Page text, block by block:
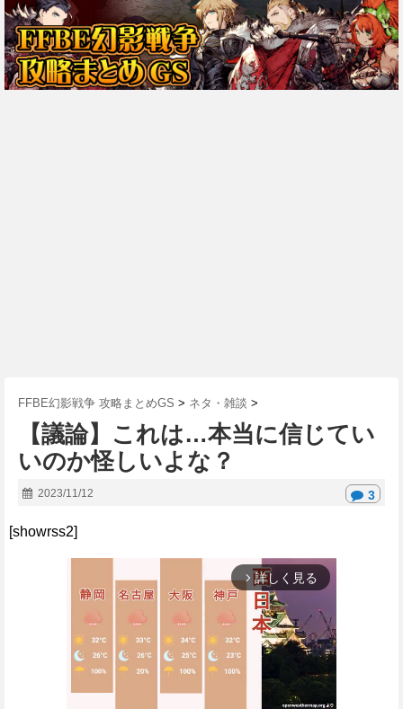
FFBE幻影戦争 攻略まとめGS > ネタ・雑談 >
【議論】これは…本当に信じてい
いのか怪しいよな？
2023/11/12 3
[showrss2]
arrow_forward_ios 詳しく見る